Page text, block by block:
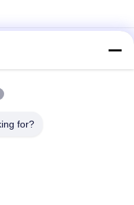
जांच
330709-000-050-10-02-00
कंपन जांच 330730-080-00-
for?